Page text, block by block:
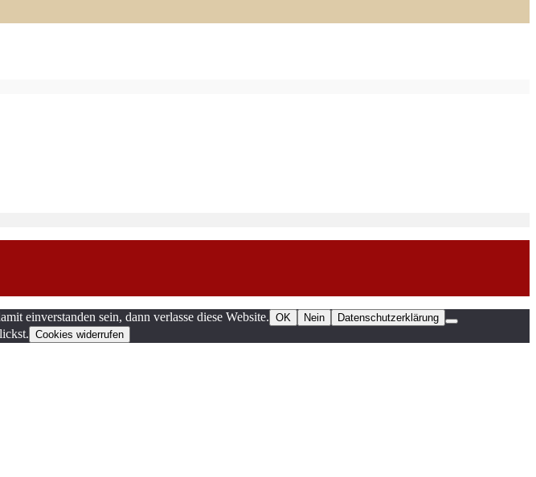
einverstanden sein, dann verlasse diese Website. OK Nein Datenschutzerklärung
Cookies widerrufen